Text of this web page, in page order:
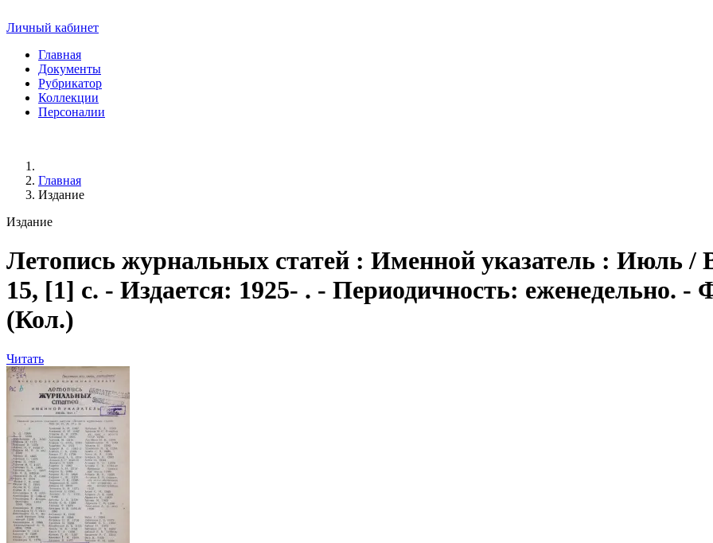
Личный кабинет
Главная
Документы
Рубрикатор
Коллекции
Персоналии
Главная
Издание
Издание
Летопись журнальных статей : Именной указатель : Июль
15, [1] с. - Издается: 1925- . - Периодичность:
(Кол.)
Читать